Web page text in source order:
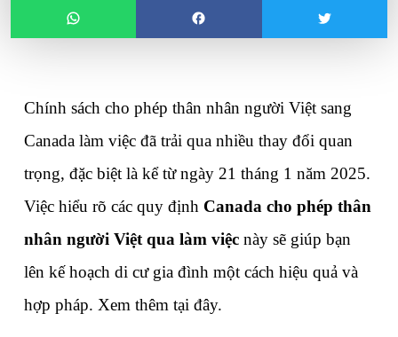
Chính sách cho phép thân nhân người Việt sang
Canada làm việc đã trải qua nhiều thay đổi quan
trọng, đặc biệt là kể từ ngày 21 tháng 1 năm 2025.
Việc hiểu rõ các quy định Canada cho phép thân
nhân người Việt qua làm việc này sẽ giúp bạn
lên kế hoạch di cư gia đình một cách hiệu quả và
hợp pháp. Xem thêm tại đây.